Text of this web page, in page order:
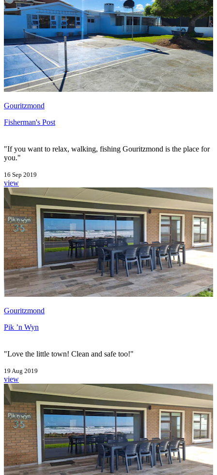
Gouritzmond
Fisherman's Post
"If you want to relax, walking, fishing Gouritzmond is the place for
you."
16 Sep 2019
view
Gouritzmond
Pik ’n Wyn
"Love the little town! Clean and safe too!"
19 Aug 2019
view